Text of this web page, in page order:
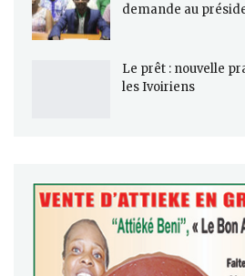
demande au
Le prêt : nouvelle
les Ivoiriens